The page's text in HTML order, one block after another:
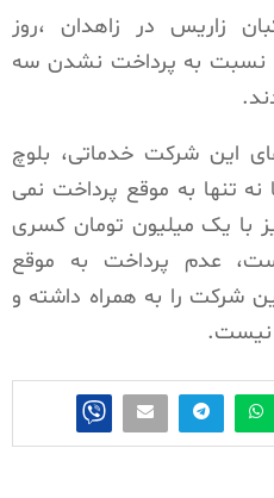
زاریس در زاهدان ،روز
ماه، نسبت به پرداخت نشدن سه
این شرکت خدماتی، بلوچ
تنها به موقع پرداخت نمی
با یک میلیون تومان کسری
عدم پرداخت به موقع
شرکت را به همراه داشته و
نیست.